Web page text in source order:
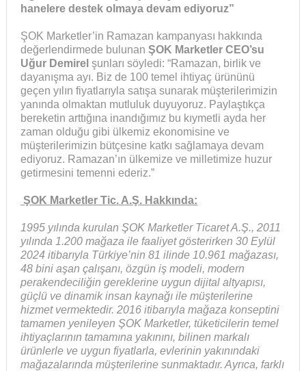
hanelere destek olmaya devam ediyoruz”
ŞOK Marketler’in Ramazan kampanyası hakkında
değerlendirmede bulunan ŞOK Marketler CEO’su
Uğur Demirel şunları söyledi: “Ramazan, birlik ve
dayanışma ayı. Biz de 100 temel ihtiyaç ürününü
geçen yılın fiyatlarıyla satışa sunarak müşterilerimizin
yanında olmaktan mutluluk duyuyoruz. Paylaştıkça
bereketin arttığına inandığımız bu kıymetli ayda her
zaman olduğu gibi ülkemiz ekonomisine ve
müşterilerimizin bütçesine katkı sağlamaya devam
ediyoruz. Ramazan’ın ülkemize ve milletimize huzur
getirmesini temenni ederiz.”
ŞOK Marketler Tic. A.Ş. Hakkında:
1995 yılında kurulan ŞOK Marketler Ticaret A.Ş., 2011
yılında 1.200 mağaza ile faaliyet gösterirken 30 Eylül
2024 itibarıyla Türkiye’nin 81 ilinde 10.961 mağazası,
48 bini aşan çalışanı, özgün iş modeli, modern
perakendeciliğin gereklerine uygun dijital altyapısı,
güçlü ve dinamik insan kaynağı ile müşterilerine
hizmet vermektedir. 2016 itibarıyla mağaza konseptini
tamamen yenileyen ŞOK Marketler, tüketicilerin temel
ihtiyaçlarının tamamına yakınını, bilinen markalı
ürünlerle ve uygun fiyatlarla, evlerinin yakınındaki
mağazalarında müşterilerine sunmaktadır. Ayrıca, farklı